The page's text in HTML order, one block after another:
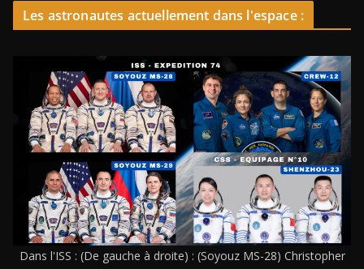
Les astronautes actuellement dans l'espace :
Dans l'ISS : (De gauche à droite) : (Soyouz MS-28) Christopher